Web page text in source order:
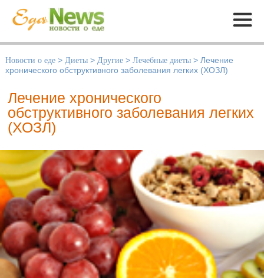
Меню
Новости о еде > Диеты > Другие > Лечебные диеты > Лечение
хронического обструктивного заболевания легких (ХОЗЛ)
Лечение хронического
обструктивного заболевания легких
(ХОЗЛ)